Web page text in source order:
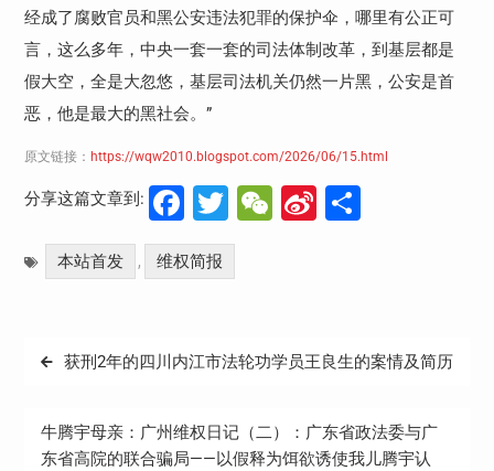
经成了腐败官员和黑公安违法犯罪的保护伞，哪里有公正可
言，这么多年，中央一套一套的司法体制改革，到基层都是
假大空，全是大忽悠，基层司法机关仍然一片黑，公安是首
恶，他是最大的黑社会。”
原文链接： https://wqw2010.blogspot.com/2026/06/15.html
分享这篇文章到: Facebook
Twitter
WeChat
Sina分
本站首发 , 维权简报
文
导
航
获刑2年的四川内江市法轮功学员王良生的案情及简历
牛腾宇母亲：广州维权日记（二）：广东省政法委与广
东省高院的联合骗局——以假释为饵欲诱使我儿腾宇认